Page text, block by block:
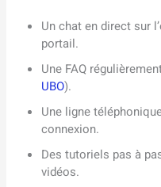
Un chat en direct sur
portail.
Une FAQ
UBO).
Une ligne
connexion.
Des tutoriels pas à
vidéos.